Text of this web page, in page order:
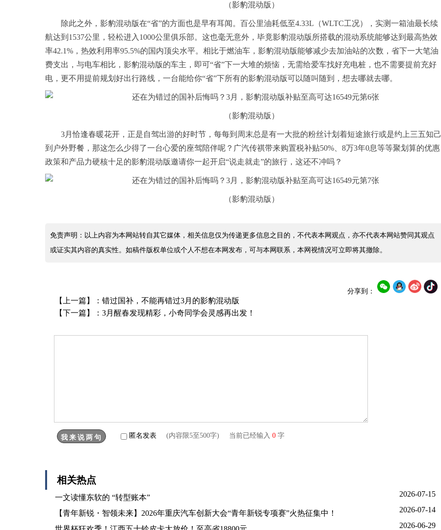
（影豹混动版）
除此之外，影豹混动版在“省”的方面也是早有耳闻。百公里油耗低至4.33L（WLTC工况），实测一箱油最长续
航达到1537公里，轻松进入1000公里俱乐部。这也毫无意外，毕竟影豹混动版所搭载的混动系统能够达到最高热效
率42.1%，热效利用率95.5%的国内顶尖水平。相比于燃油车，影豹混动版能够减少去加油站的次数，省下一大笔油
费支出，与电车相比，影豹混动版的车主，即可“省”下一大堆的烦恼，无需给爱车找好充电桩，也不需要提前充好
电，更不用提前规划好出行路线，一台能给你“省”下所有的影豹混动版可以随叫随到，想去哪就去哪。
（影豹混动版）
3月恰逢春暖花开，正是自驾出游的好时节，每每到周末总是有一大批的粉丝计划着短途旅行或是约上三五知己
到户外野餐，那这怎么少得了一台心爱的座驾陪伴呢？广汽传祺带来购置税补贴50%、8万3年0息等等聚划算的优惠
政策和产品力硬核十足的影豹混动版邀请你一起开启“说走就走”的旅行，这还不冲吗？
（影豹混动版）
免责声明：以上内容为本网站转自其它媒体，相关信息仅为传递更多信息之目的，不代表本网观点，亦不代表本网站赞同其观点
或证实其内容的真实性。如稿件版权单位或个人不想在本网发布，可与本网联系，本网视情况可立即将其撤除。
分享到：
【上一篇】： 错过国补，不能再错过3月的影豹混动版
【下一篇】： 3月醒春发现精彩，小奇同学会灵感再出发！
匿名发表 (内容限5至500字) 当前已经输入 0 字
相关热点
一文读懂东软的 “转型账本” 2026-07-15
【青年新锐・智领未来】2026年重庆汽车创新大会“青年新锐专项赛”火热征集中！ 2026-07-14
2026-06-29